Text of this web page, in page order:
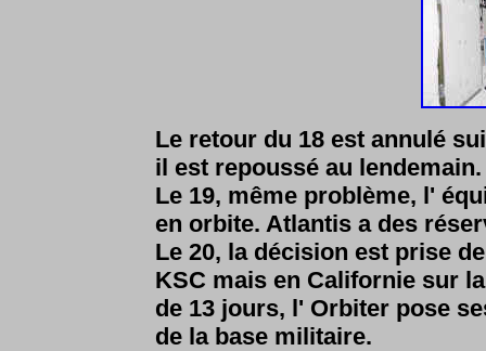
Le retour du 18 est annulé
il est repoussé au lendemain.
Le 19, même problème, l'
en orbite. Atlantis a des
Le 20, la décision est prise
KSC mais en Californie sur
de 13 jours, l' Orbiter pose
de la base militaire.